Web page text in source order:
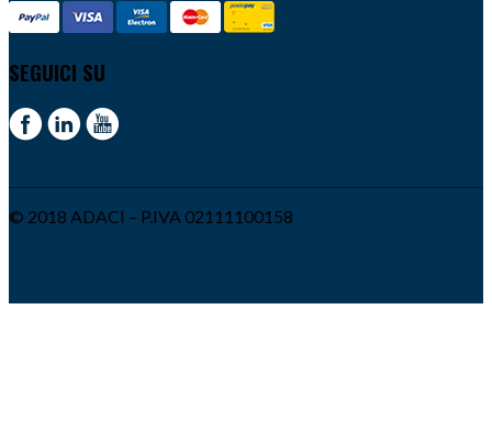
SEGUICI SU
© 2018 ADACI – P.IVA 02111100158